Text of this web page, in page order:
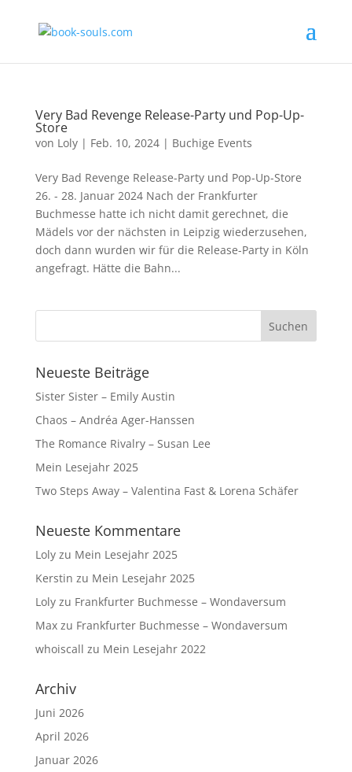
Very Bad Revenge Release-Party und Pop-Up-
Store
von Loly| Feb. 10, 2024| Buchige Events
Very Bad Revenge Release-Party und Pop-Up-Store
26. - 28. Januar 2024 Nach der Frankfurter
Buchmesse hatte ich nicht damit gerechnet, die
Mädels vor der nächsten in Leipzig wiederzusehen,
doch dann wurden wir für die Release-Party in Köln
angefragt. Hätte die Bahn...
Neueste Beiträge
Sister Sister – Emily Austin
Chaos – Andréa Ager-Hanssen
The Romance Rivalry – Susan Lee
Mein Lesejahr 2025
Two Steps Away – Valentina Fast & Lorena Schäfer
Neueste Kommentare
Lolyzu Mein Lesejahr 2025
Kerstin zu Mein Lesejahr 2025
Lolyzu Frankfurter Buchmesse – Wondaversum
Maxzu Frankfurter Buchmesse – Wondaversum
whoiscall zu Mein Lesejahr 2022
Archiv
Juni 2026
April 2026
Januar 2026